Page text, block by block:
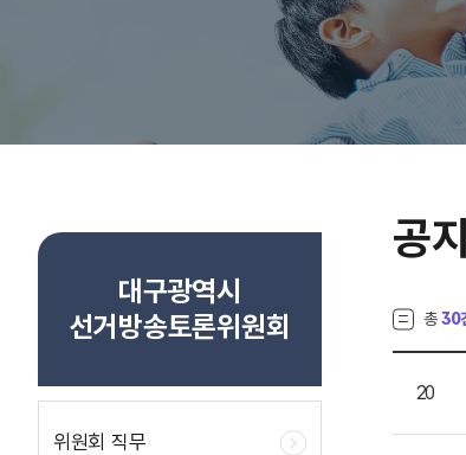
대구광역시
선거방송토론위원회
위원회 직무
공
총30
20